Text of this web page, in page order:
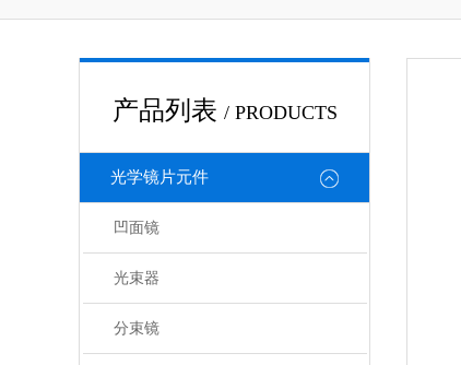
产品列表 / PRODUCTS
光学镜片元件
凹面镜
光束器
分束镜